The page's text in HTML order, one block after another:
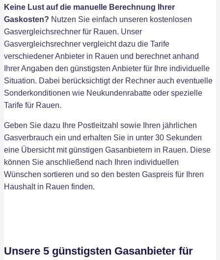
Keine Lust auf die manuelle Berechnung Ihrer
Gaskosten? Nutzen Sie einfach unseren kostenlosen
Gasvergleichsrechner für Rauen. Unser
Gasvergleichsrechner vergleicht dazu die Tarife
verschiedener Anbieter in Rauen und berechnet anhand
Ihrer Angaben den günstigsten Anbieter für Ihre individuelle
Situation. Dabei berücksichtigt der Rechner auch eventuelle
Sonderkonditionen wie Neukundenrabatte oder spezielle
Tarife für Rauen.
Geben Sie dazu Ihre Postleitzahl sowie Ihren jährlichen
Gasverbrauch ein und erhalten Sie in unter 30 Sekunden
eine Übersicht mit günstigen Gasanbietern in Rauen. Diese
können Sie anschließend nach Ihren individuellen
Wünschen sortieren und so den besten Gaspreis für Ihren
Haushalt in Rauen finden.
Unsere 5 günstigsten Gasanbieter für